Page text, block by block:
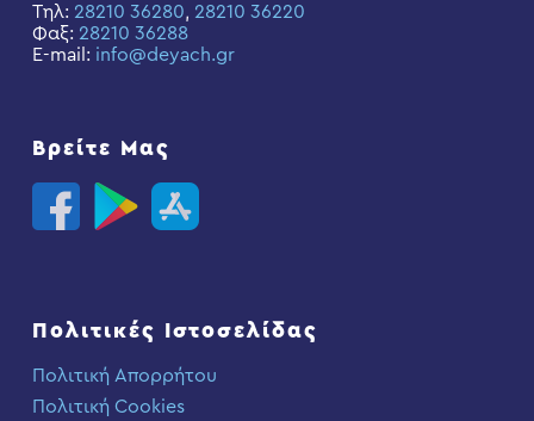
Τηλ: 28210 36280, 28210 36220
Φαξ: 28210 36288
E-mail: info@deyach.gr
Βρείτε Μας
Πολιτικές Ιστοσελίδας
Πολιτική Απορρήτου
Πολιτική Cookies